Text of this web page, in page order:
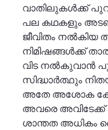
വാതിലുകൾക്ക്
പല കഥകളും
ജീവിതം നൽകിയ
നിമിഷങ്ങൾക്ക്
വിട നൽകുവാൻ
സിദ്ധാർത്ഥും
അതേ അശോക
അവരെ അവിടേക്ക്
ശാന്തത അധികം